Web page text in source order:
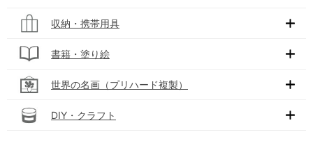
収納・携帯用具
書籍・塗り絵
世界の名画（プリハード複製）
DIY・クラフト